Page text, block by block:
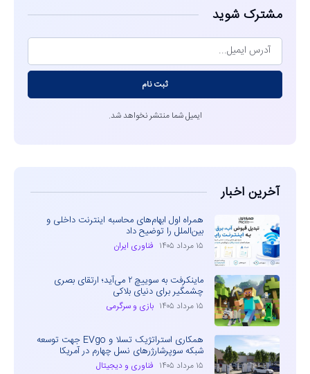
مشترک شوید
ثبت نام
ایمیل شما منتشر نخواهد شد.
آخرین اخبار
همراه اول ابهام‌های محاسبه اینترنت داخلی و
بین‌الملل را توضیح داد
۱۵ مرداد ۱۴۰۵ فناوری ایران
ماینکرفت به سوییچ ۲ می‌آید؛ ارتقای بصری
چشمگیر برای دنیای بلاکی
۱۵ مرداد ۱۴۰۵ بازی و سرگرمی
همکاری استراتژیک تسلا و EVgo جهت توسعه
شبکه سوپرشارژرهای نسل چهارم در آمریکا
۱۵ مرداد ۱۴۰۵ فناوری و دیجیتال